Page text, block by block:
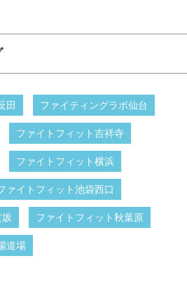
田 ファイティングラボ仙台
ファイトフィット吉祥寺
ファイトフィット横浜
ァイトフィット池袋西口
ファイトフィット秋葉原
道場